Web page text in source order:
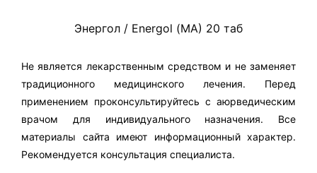
Энергол / Energol (МА) 20 таб
Не является лекарственным средством и не заменяет
традиционного медицинского лечения. Перед
применением проконсультируйтесь с аюрведическим
врачом для индивидуального назначения. Все
материалы сайта имеют информационный характер.
Рекомендуется консультация специалиста.